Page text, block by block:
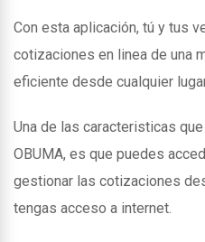
Con esta aplicación, tú y tus
cotizaciones en linea de una
eficiente desde cualquier
Una de las caracteristicas
OBUMA, es que puedes
gestionar las cotizaciones
tengas acceso a internet.